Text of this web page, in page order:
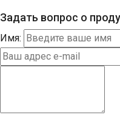
Задать вопрос о
Имя: